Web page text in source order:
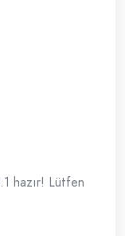
hazır! Lütfen